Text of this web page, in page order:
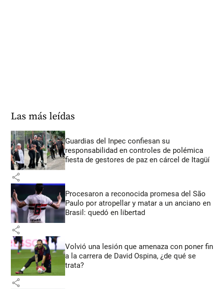
Las más leídas
Guardias del Inpec confiesan su
responsabilidad en controles de polémica
fiesta de gestores de paz en cárcel de Itagüí
share
Procesaron a reconocida promesa del São
Paulo por atropellar y matar a un anciano en
Brasil: quedó en libertad
share
Volvió una lesión que amenaza con poner fin
a la carrera de David Ospina, ¿de qué se
trata?
share